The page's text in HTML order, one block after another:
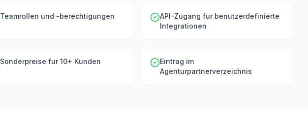
Teamrollen und -berechtigungen
API-Zugang fur benutzerdefinierte
Integrationen
Sonderpreise fur 10+ Kunden
Eintrag im
Agenturpartnerverzeichnis